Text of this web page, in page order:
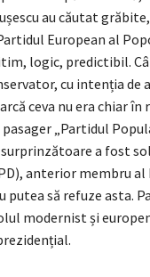
au căutat
European al
logic, predictibil.
cu intenția
ceva nu era chiar în
„Partidul
surprinzătoare a fost
anterior membru
putea să refuze asta.
modernist și